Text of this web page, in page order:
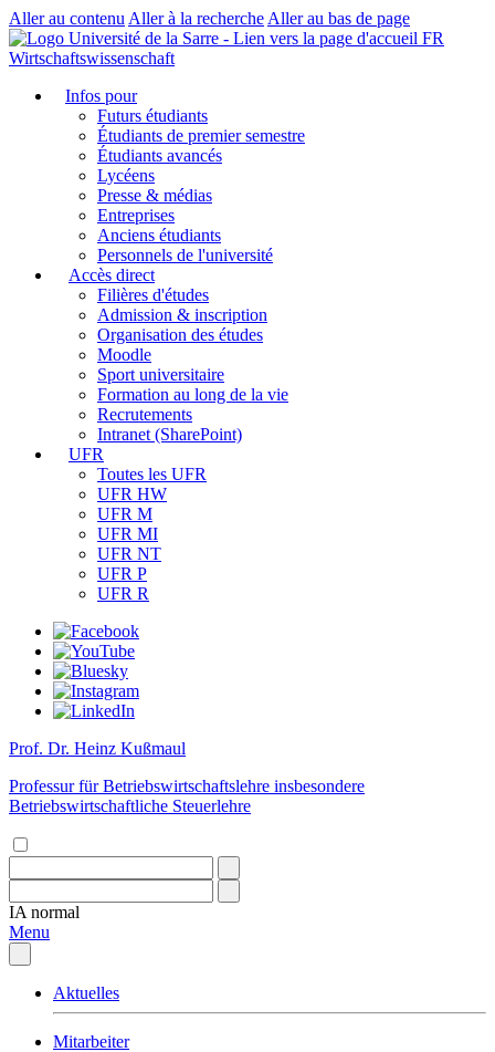
Aller au contenu Aller à la recherche Aller au bas de page
FR
Wirtschaftswissenschaft
Infos pour
Futurs étudiants
Étudiants de premier semestre
Étudiants avancés
Lycéens
Presse & médias
Entreprises
Anciens étudiants
Personnels de l'université
Accès direct
Filières d'études
Admission & inscription
Organisation des études
Moodle
Sport universitaire
Formation au long de la vie
Recrutements
Intranet (SharePoint)
UFR
Toutes les UFR
UFR HW
UFR M
UFR MI
UFR NT
UFR P
UFR R
Prof. Dr. Heinz Kußmaul
Professur für Betriebswirtschaftslehre insbesondere
Betriebswirtschaftliche Steuerlehre
IA normal
Menu
Aktuelles
Mitarbeiter